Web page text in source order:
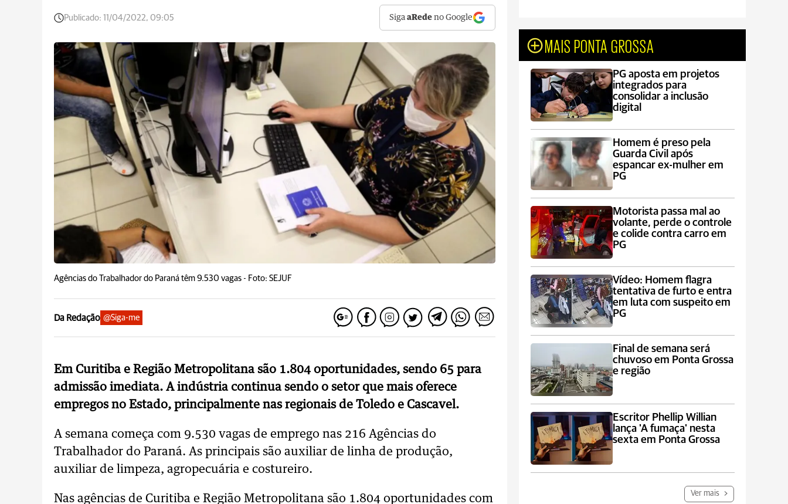
Publicado: 11/04/2022, 09:05 SigaaRede no Google
Agências do Trabalhador do Paraná têm 9.530 vagas - Foto: SEJUF
Da Redação @Siga-me
Em Curitiba e Região Metropolitana são 1.804 oportunidades, sendo 65 para
admissão imediata. A indústria continua sendo o setor que mais oferece
empregos no Estado, principalmente nas regionais de Toledo e Cascavel.
A semana começa com 9.530 vagas de emprego nas 216 Agências do
Trabalhador do Paraná. As principais são auxiliar de linha de produção,
auxiliar de limpeza, agropecuária e costureiro.
Nas agências de Curitiba e Região Metropolitana são 1.804 oportunidades com
MAIS PONTA GROSSA
PG aposta em projetos
integrados para
consolidar a inclusão
digital
Homem é preso pela
Guarda Civil após
espancar ex-mulher em
PG
Motorista passa mal ao
volante, perde o controle
e colide contra carro em
PG
Vídeo: Homem flagra
tentativa de furto e entra
em luta com suspeito em
PG
Final de semana será
chuvoso em Ponta Grossa
e região
Escritor Phellip Willian
lança 'A fumaça' nesta
sexta em Ponta Grossa
Ver mais